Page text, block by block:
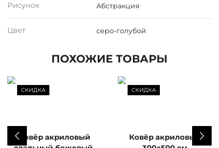
Рисунок Абстракция
Цвет серо-голубой
ПОХОЖИЕ ТОВАРЫ
СКИДКА
Ковёр акриловый
СКИДКА
Ковёр акриловый